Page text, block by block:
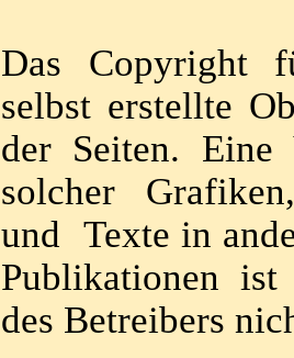
Das Copyright
selbst erstellte
der Seiten. Eine
solcher
und Texte in
Publikationen
des Betreibers